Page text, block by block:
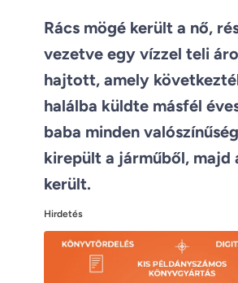
Rács mögé került a nő,
vezetve egy vízzel teli
hajtott, amely
halálba küldte másfél
baba minden
kirepült a járműből, majd
került.
Hirdetés